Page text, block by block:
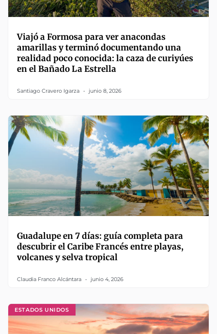
Viajó a Formosa para ver anacondas
amarillas y terminó documentando una
realidad poco conocida: la caza de curiyúes
en el Bañado La Estrella
Santiago Cravero Igarza junio 8, 2026
Guadalupe en 7 días: guía completa para
descubrir el Caribe Francés entre playas,
volcanes y selva tropical
Claudia Franco Alcántara junio 4, 2026
ESTADOS UNIDOS